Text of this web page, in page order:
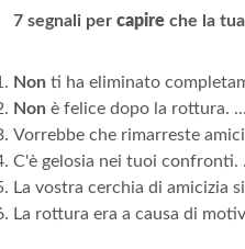
7 segnali per capire che la
Non ti ha eliminato
Non è felice dopo la rottura. ...
Vorrebbe che rimarreste
C'è gelosia nei tuoi confronti.
La vostra cerchia di amicizia
La rottura era a causa di